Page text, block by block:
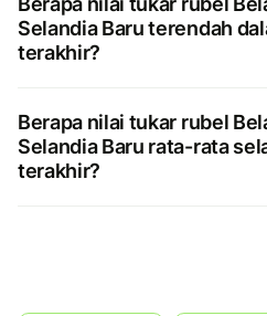
Selandia Baru terendah
terakhir?
Berapa nilai tukar rubel
Selandia Baru rata-rata
terakhir?